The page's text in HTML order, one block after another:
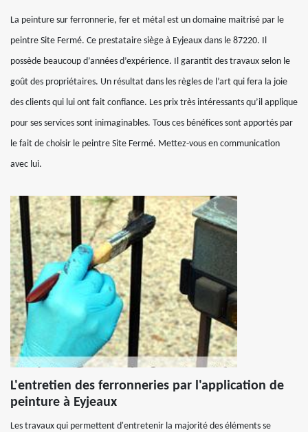
La peinture sur ferronnerie, fer et métal est un domaine maitrisé par le
peintre Site Fermé. Ce prestataire siège à Eyjeaux dans le 87220. Il
possède beaucoup d’années d’expérience. Il garantit des travaux selon le
goût des propriétaires. Un résultat dans les règles de l’art qui fera la joie
des clients qui lui ont fait confiance. Les prix très intéressants qu’il applique
pour ses services sont inimaginables. Tous ces bénéfices sont apportés par
le fait de choisir le peintre Site Fermé. Mettez-vous en communication
avec lui.
L'entretien des ferronneries par l'application de
peinture à Eyjeaux
Les travaux qui permettent d'entretenir la majorité des éléments se